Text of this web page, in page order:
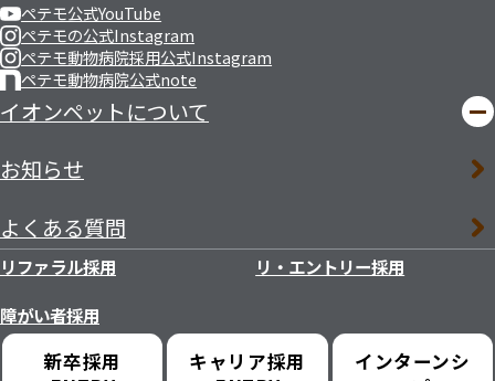
ペテモ公式YouTube
ペテモの公式Instagram
ペテモ動物病院採用公式Instagram
ペテモ動物病院公式note
イオンペットについて
お知らせ
よくある質問
リファラル採用 リ・エントリー採用
障がい者採用
新卒採用
キャリア採用
インターンシ